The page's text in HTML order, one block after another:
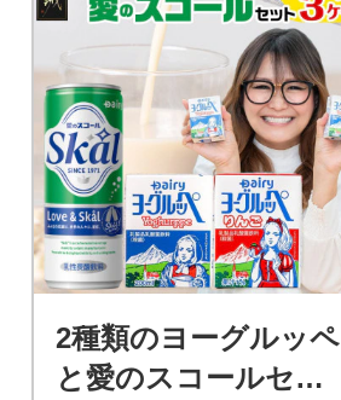
2種類のヨーグルッペ
と愛のスコールセッ